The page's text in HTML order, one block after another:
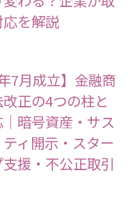
を解説
7月成立】金融商
正の4つの柱と
暗号資産・サス
ィ開示・スター
支援・不公正取引